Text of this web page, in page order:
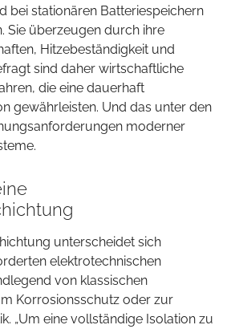
bei stationären Batteriespeichern
Sie überzeugen durch ihre
Hitzebeständigkeit und
sind daher wirtschaftliche
die eine dauerhaft
gewährleisten. Und das unter den
moderner
unterscheidet sich
elektrotechnischen
von klassischen
Korrosionsschutz oder zur
„Um eine vollständige Isolation zu